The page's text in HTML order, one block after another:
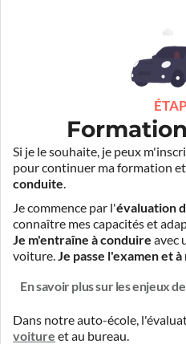
Si je le souhaite, je peux
pour continuer ma formation et
conduite.
Je commence par l'évaluation
connaître mes capacités et
Je m'entraîne à conduire avec
voiture. Je passe l'examen et
En savoir plus sur les enjeux
Dans notre auto-école,
voiture etau bureau